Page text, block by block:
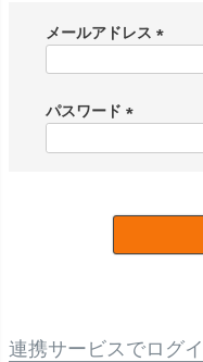
メールアドレス
)
パスワード
連携サービスでログ